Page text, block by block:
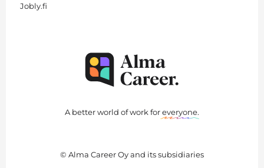
Jobly.fi
A better world of work foreveryone.
© Alma Career Oy and its subsidiaries